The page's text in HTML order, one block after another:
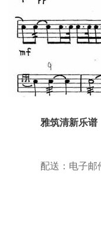
雅筑清新乐谱
配送：电子邮